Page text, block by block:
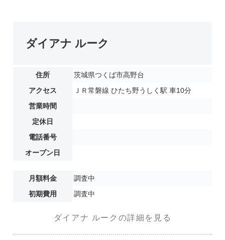
ダイアナ ルーク
住所
茨城県つくば市高野台
アクセス
ＪＲ常磐線 ひたち野うしく駅 車10分
営業時間
定休日
電話番号
オープン日
月額料金
調査中
初期費用
調査中
ダイアナ ルークの詳細を見る